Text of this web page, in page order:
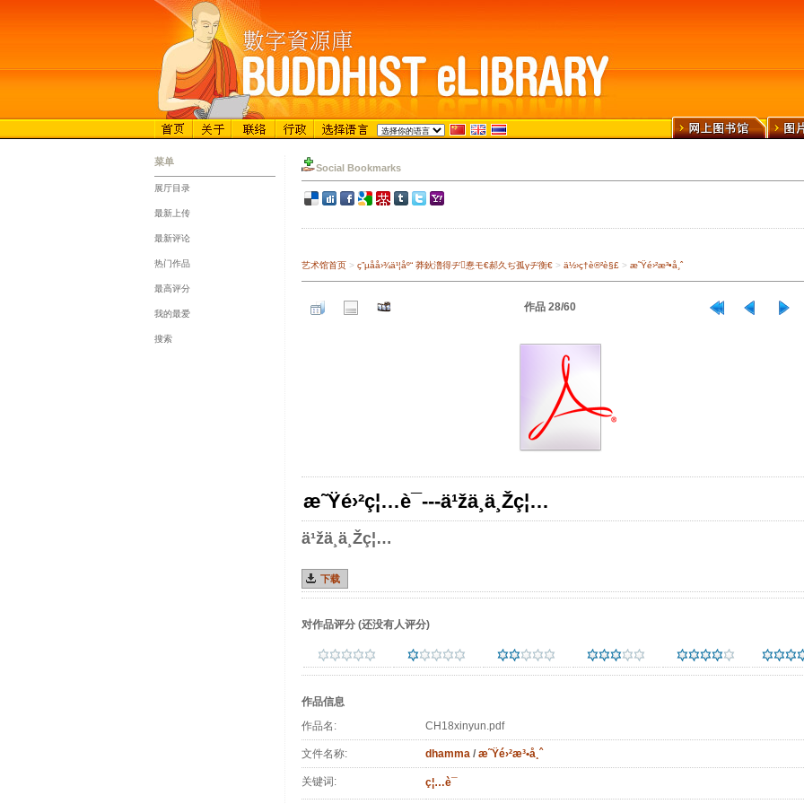
菜单
展厅目录
最新上传
最新评论
热门作品
最高评分
我的最爱
搜索
Social Bookmarks
艺术馆首页> ç”µå­å›¾ä¹¦åº“ 莽鈥澛得ヂ惷モ€郝久ぢ孤γヂ衡€> ä½›ç†è®²è§£> æ˜Ÿé›²æ³•å¸ˆ
作品 28/60
æ˜Ÿé›²ç¦…è¯---ä¹žä¸ä¸Žç¦…
ä¹žä¸ä¸Žç¦…
下载
对作品评分(还没有人评分)
作品信息
作品名:
CH18xinyun.pdf
文件名称: dhamma/ æ˜Ÿé›²æ³•å¸ˆ
关键词: ç¦…è¯